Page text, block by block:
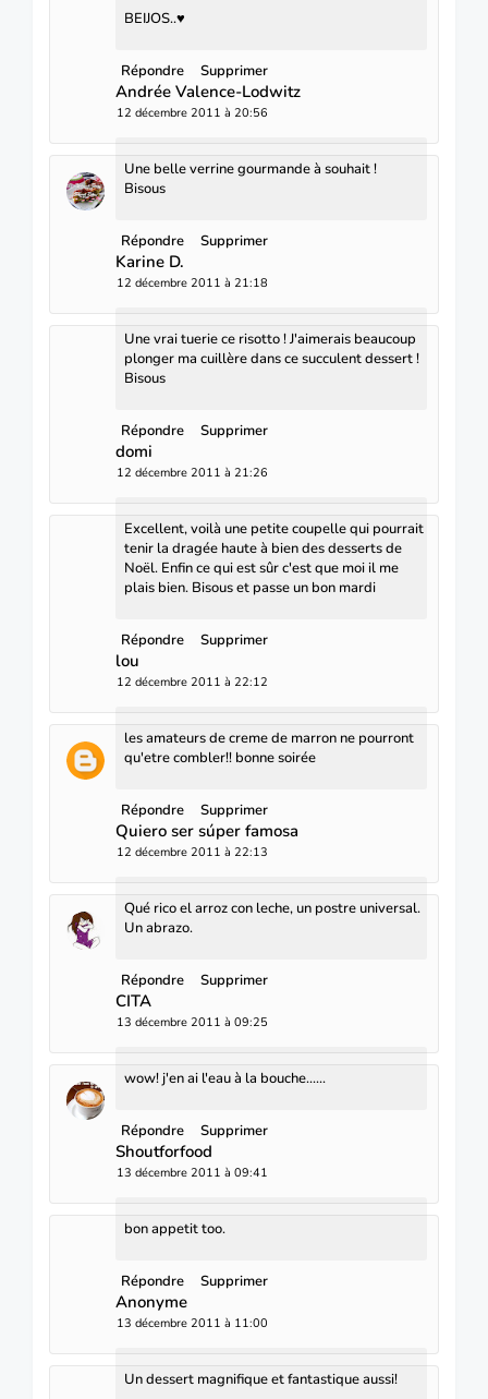
BEIJOS..♥
Répondre Supprimer
Andrée Valence-Lodwitz
12 décembre 2011 à 20:56
Une belle verrine gourmande à souhait !
Bisous
Répondre Supprimer
Karine D.
12 décembre 2011 à 21:18
Une vrai tuerie ce risotto ! J'aimerais beaucoup
plonger ma cuillère dans ce succulent dessert !
Bisous
Répondre Supprimer
domi
12 décembre 2011 à 21:26
Excellent, voilà une petite coupelle qui pourrait
tenir la dragée haute à bien des desserts de
Noël. Enfin ce qui est sûr c'est que moi il me
plais bien. Bisous et passe un bon mardi
Répondre Supprimer
lou
12 décembre 2011 à 22:12
les amateurs de creme de marron ne pourront
qu'etre combler!! bonne soirée
Répondre Supprimer
Quiero ser súper famosa
12 décembre 2011 à 22:13
Qué rico el arroz con leche, un postre universal.
Un abrazo.
Répondre Supprimer
CITA
13 décembre 2011 à 09:25
wow! j'en ai l'eau à la bouche......
Répondre Supprimer
Shoutforfood
13 décembre 2011 à 09:41
bon appetit too.
Répondre Supprimer
Anonyme
13 décembre 2011 à 11:00
Un dessert magnifique et fantastique aussi!